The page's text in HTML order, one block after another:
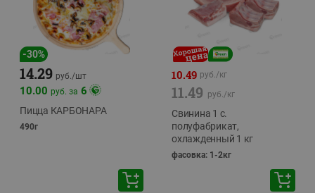
-30%
14.29 руб./шт
10.00 руб. за 6
Пицца КАРБОНАРА
490г
10.49 руб./кг
11.49 руб./кг
Свинина 1 с.
полуфабрикат,
охлажденный 1 кг
фасовка: 1-2кг